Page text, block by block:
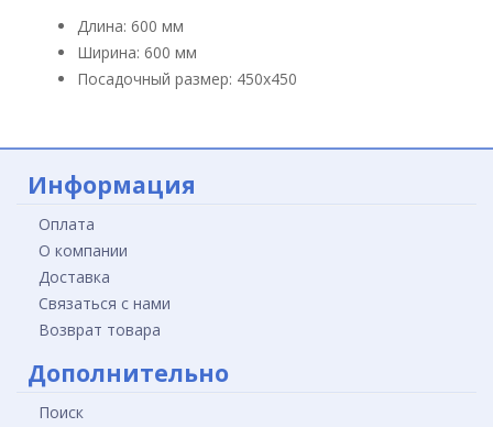
Длина: 600 мм
Ширина: 600 мм
Посадочный размер: 450x450
Информация
Оплата
О компании
Доставка
Связаться с нами
Возврат товара
Дополнительно
Поиск